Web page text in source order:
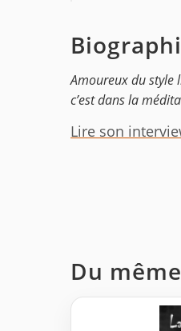
Amoureux du style
c’est dans la
Lire son
Du